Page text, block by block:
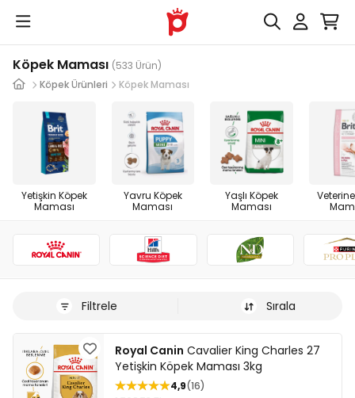
Köpek Maması (533 Ürün)
Köpek Ürünleri
Köpek Maması
Yetişkin Köpek
Maması
Yavru Köpek
Maması
Yaşlı Köpek
Maması
Filtrele Sırala
Royal Canin Cavalier King Charles 27
Yetişkin Köpek Maması 3kg
4,9 16